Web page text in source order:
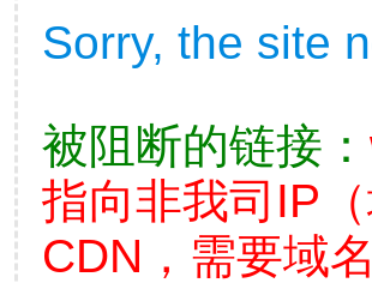
Sorry, the site
被阻断的链接：
指向非我司IP
CDN，需要域